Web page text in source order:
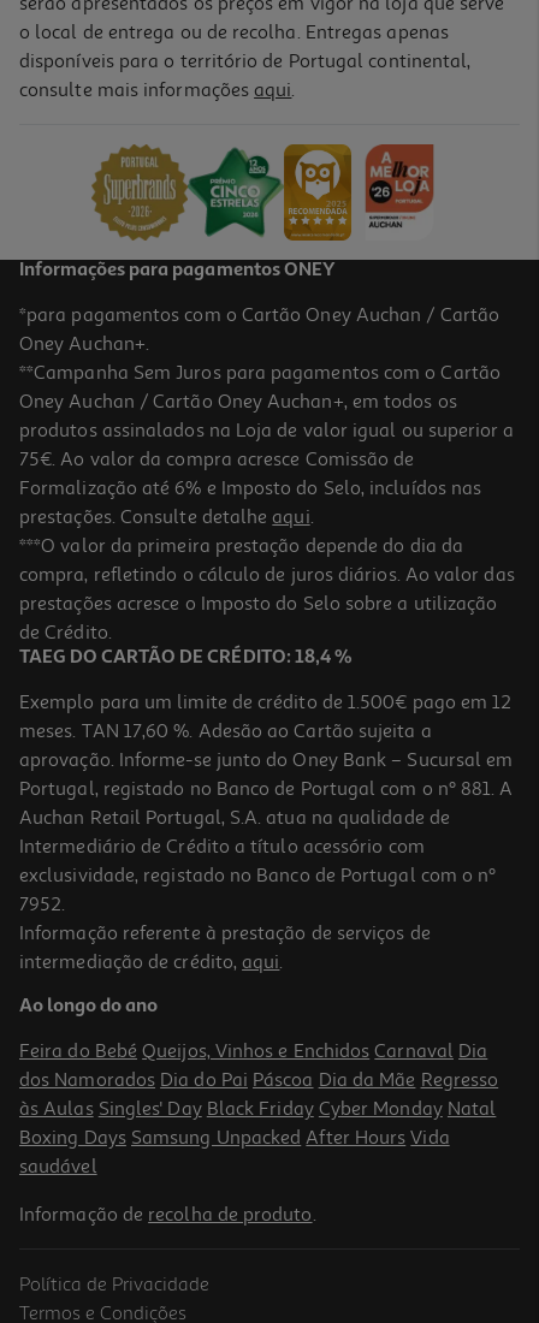
Dry Air Qilive Branco 400ml 600172205
5.0
Auriculares Com Fio Qilive 600182349 Preto Q1337
6.99 €/un
6,99 €
Cabo Usb A-Micro B Qilive Q.3814 G4218014 Usb 2.0 Otg 15cm
3.99 €/un
3,99 €
o local de entrega ou de recolha. Entregas apenas
disponíveis para o território de Portugal continental,
consulte mais informações aqui.
Informações para pagamentos ONEY
*para pagamentos com o Cartão Oney Auchan / Cartão
Oney Auchan+.
**Campanha Sem Juros para pagamentos com o Cartão
Oney Auchan / Cartão Oney Auchan+, em todos os
produtos assinalados na Loja de valor igual ou superior a
75€. Ao valor da compra acresce Comissão de
Formalização até 6% e Imposto do Selo, incluídos nas
prestações. Consulte detalhe aqui.
***O valor da primeira prestação depende do dia da
compra, refletindo o cálculo de juros diários. Ao valor das
prestações acresce o Imposto do Selo sobre a utilização
de Crédito.
TAEG DO CARTÃO DE CRÉDITO: 18,4 %
Exemplo para um limite de crédito de 1.500€ pago em 12
meses. TAN 17,60 %. Adesão ao Cartão sujeita a
aprovação. Informe-se junto do Oney Bank – Sucursal em
Portugal, registado no Banco de Portugal com o nº 881. A
Auchan Retail Portugal, S.A. atua na qualidade de
Intermediário de Crédito a título acessório com
exclusividade, registado no Banco de Portugal com o nº
7952.
Informação referente à prestação de serviços de
intermediação de crédito, aqui.
Ao longo do ano
Feira do Bebé Queijos, Vinhos e Enchidos Carnaval Dia
dos Namorados Dia do Pai Páscoa Dia da Mãe Regresso
às Aulas Singles' Day Black Friday Cyber Monday Natal
Boxing Days Samsung Unpacked After Hours Vida
saudável
Informação de recolha de produto.
Política de Privacidade
Termos e Condições